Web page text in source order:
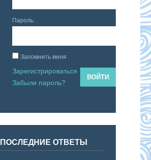
Пароль:
Запомнить меня
ВОЙТИ
Зарегистрироваться
Забыли пароль?
ПОСЛЕДНИЕ ОТВЕТЫ